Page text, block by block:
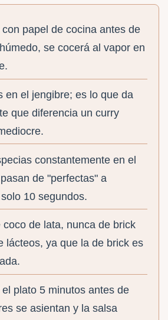
papel de cocina antes de
se cocerá al vapor en
en el jengibre; es lo que da
que diferencia un curry
constantemente en el
de "perfectas" a
10 segundos.
de lata, nunca de brick
lácteos, ya que la de brick es
plato 5 minutos antes de
se asientan y la salsa